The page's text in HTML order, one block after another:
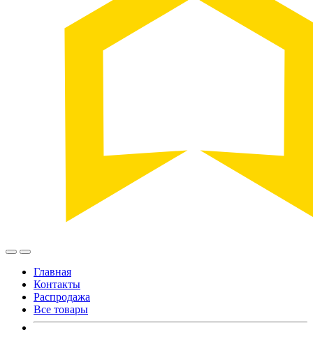
Главная
Контакты
Распродажа
Все товары